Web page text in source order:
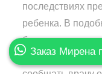
последствиях
ребенка. В
беременности
Женщине
Заказ Мирена